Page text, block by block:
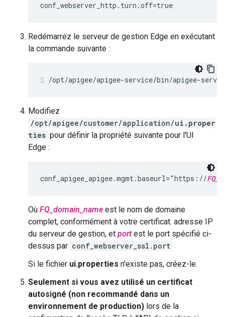
conf_webserver_http.turn.off=true
Redémarrez le serveur de gestion Edge en exécutant
la commande suivante :
/opt/apigee/apigee-service/bin/apigee-
Modifiez
/opt/apigee/customer/application/ui.proper
ties pour définir la propriété suivante pour l'UI
Edge :
conf_apigee_apigee.mgmt.baseurl="https://
Où FQ_domain_name est le nom de domaine
complet, conformément à votre certificat. adresse IP
du serveur de gestion, et portest le port spécifié ci-
dessus par conf_webserver_ssl.port
Si le fichier ui.properties n'existe pas, créez-le.
Seulement si vous avez utilisé un certificat
autosigné (non recommandé dans un
environnement de production) lors de la